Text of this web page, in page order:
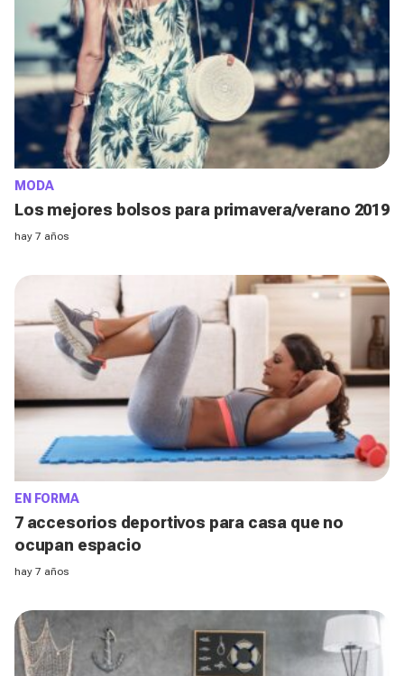
MODA
Los mejores bolsos para primavera/verano 2019
hay 7 años
EN FORMA
7 accesorios deportivos para casa que no
ocupan espacio
hay 7 años